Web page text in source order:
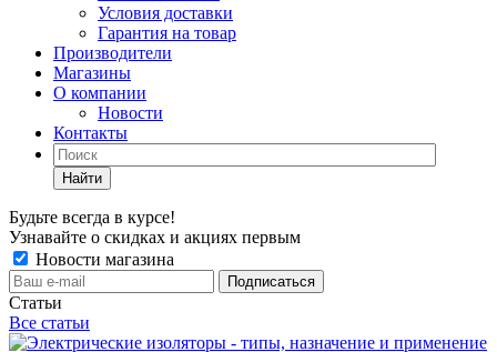
Условия доставки
Гарантия на товар
Производители
Магазины
О компании
Новости
Контакты
Найти
Будьте всегда в курсе!
Узнавайте о скидках и акциях первым
Новости магазина
Статьи
Все статьи